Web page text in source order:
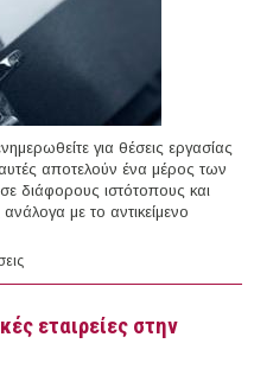
για θέσεις εργασίας
αποτελούν ένα μέρος των
διάφορους ιστότοπους και
με το αντικείμενο
σε Φορείς του εξωτερικού
εταιρείες στην